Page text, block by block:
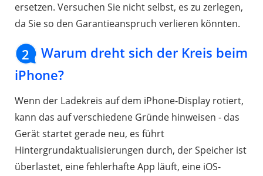
ersetzen. Versuchen Sie nicht selbst, es zu zerlegen,
da Sie so den Garantieanspruch verlieren könnten.
2
Warum dreht sich der Kreis beim
iPhone?
Wenn der Ladekreis auf dem iPhone-Display rotiert,
kann das auf verschiedene Gründe hinweisen - das
Gerät startet gerade neu, es führt
Hintergrundaktualisierungen durch, der Speicher ist
überlastet, eine fehlerhafte App läuft, eine iOS-